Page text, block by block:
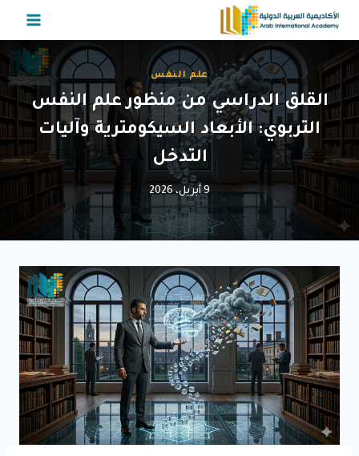
التجاوز
علم النفس
القلق الدراسي من منظور علم النفس
التربوي: الأبعاد السيكومترية وآليات
التدخل
9 أبريل، 2026